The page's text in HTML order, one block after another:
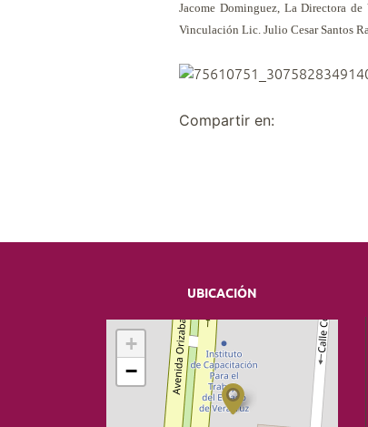
Jacome Dominguez, La Directora
Vinculación Lic. Julio Cesar Santos
Compartir en:
UBICACIÓN
+
−